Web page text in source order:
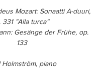
Mozart: Sonaatti A-duuri,
331 ”Alla turca”
Gesänge der Frühe, op.
133
Holmström, piano